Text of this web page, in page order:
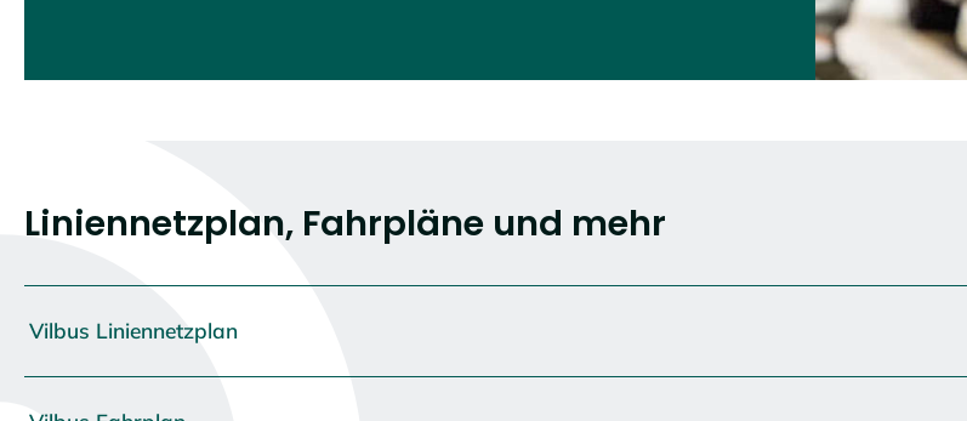
Liniennetzplan, Fahrpläne und mehr
Vilbus Liniennetzplan